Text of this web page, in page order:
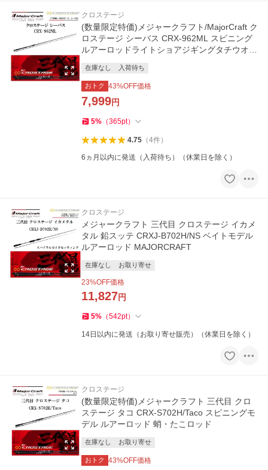
クロステージ
(数量限定特価)メジャークラフト/MajorCraft ク
ロステージ シーバス CRX-962ML スピニング
ルアーロッドライトショアジギングタチウオロ
在庫なし 入荷待ち
おトク 43%OFF価格
7,999円
5% （365pt）
4.75（4件）
6ヵ月以内に発送（入荷待ち）（休業日を除く）
クロステージ
メジャークラフト 三代目 クロステージ イカメ
タル 鉛スッテ CRXJ-B702H/NS ベイトモデル
ルアーロッド MAJORCRAFT
在庫なし お取り寄せ
23%OFF価格
11,827円
5% （542pt）
14日以内に発送（お取り寄せ販売）（休業日を除く）
クロステージ
(数量限定特価)メジャークラフト 三代目 クロ
ステージ タコ CRX-S702H/Taco スピニングモ
デル ルアーロッド 蛸・たこロッド
在庫なし お取り寄せ
おトク 43%OFF価格